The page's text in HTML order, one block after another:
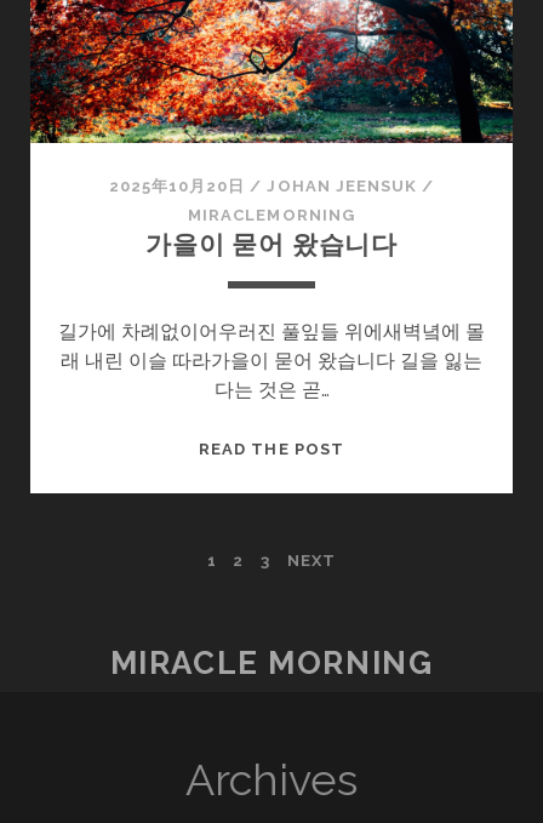
2025年10月20日 /JOHAN JEENSUK /
MIRACLEMORNING
가을이 묻어 왔습니다
길가에 차례없이어우러진 풀잎들 위에새벽녘에 몰
래 내린 이슬 따라가을이 묻어 왔습니다 길을 잃는
다는 것은 곧…
READ THE POST
니
다
1 2 3 NEXT
MIRACLE MORNING
Archives